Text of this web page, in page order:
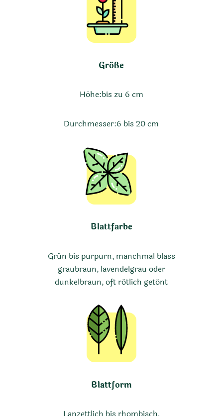
Größe
Höhe:bis zu 6 cm
Durchmesser:6 bis 20 cm
Blattfarbe
Grün bis purpurn, manchmal blass
graubraun, lavendelgrau oder
dunkelbraun, oft rötlich getönt
Blattform